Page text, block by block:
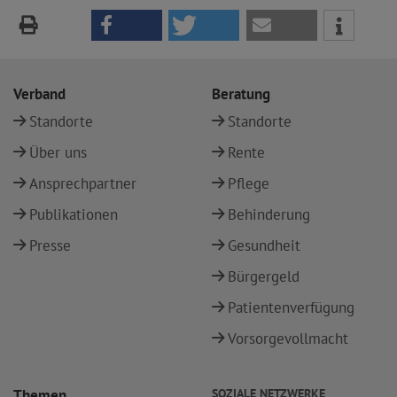
Verband
Standorte
Über uns
Ansprechpartner
Publikationen
Presse
Beratung
Standorte
Rente
Pflege
Behinderung
Gesundheit
Bürgergeld
Patientenverfügung
Vorsorgevollmacht
SOZIALE NETZWERKE